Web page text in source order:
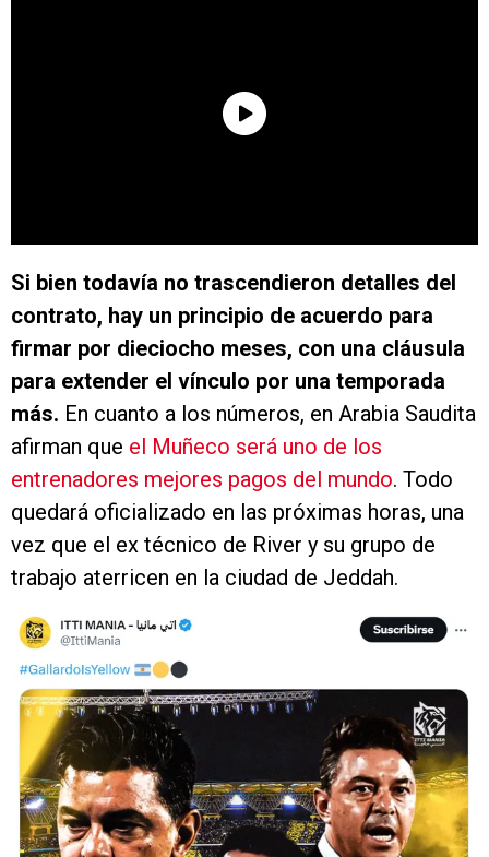
Si bien todavía no trascendieron detalles del
contrato, hay un principio de acuerdo para
firmar por dieciocho meses, con una cláusula
para extender el vínculo por una temporada
más. En cuanto a los números, en Arabia Saudita
afirman que el Muñeco será uno de los
entrenadores mejores pagos del mundo. Todo
quedará oficializado en las próximas horas, una
vez que el ex técnico de River y su grupo de
trabajo aterricen en la ciudad de Jeddah.